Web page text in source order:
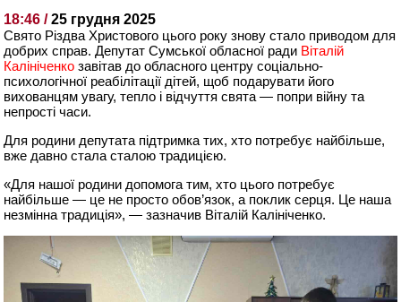
18:46 /25 грудня 2025
Свято Різдва Христового цього року знову стало приводом для
добрих справ. Депутат Сумської обласної ради Віталій
Калініченко завітав до обласного центру соціально-
психологічної реабілітації дітей, щоб подарувати його
вихованцям увагу, тепло і відчуття свята — попри війну та
непрості часи.
Для родини депутата підтримка тих, хто потребує найбільше,
вже давно стала сталою традицією.
«Для нашої родини допомога тим, хто цього потребує
найбільше — це не просто обов’язок, а поклик серця. Це наша
незмінна традиція», — зазначив Віталій Калініченко.